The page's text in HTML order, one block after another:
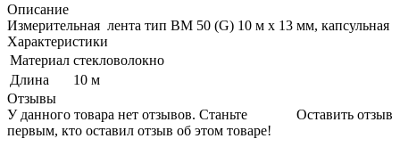
Описание
Измерительная лента тип BM 50 (G) 10 м х 13 мм, капсульная
Характеристики
Материал стекловолокно
Длина
10 м
Отзывы
Оставить отзыв
У данного товара нет отзывов. Станьте
первым, кто оставил отзыв об этом товаре!